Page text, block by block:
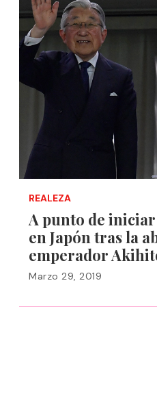
REALEZA
A punto de
en Japón tras la
emperador
Marzo 29, 2019